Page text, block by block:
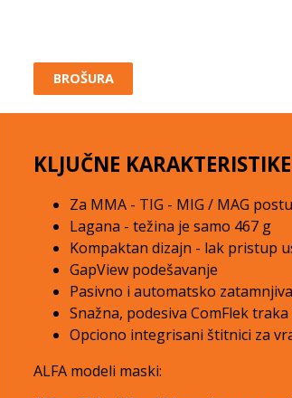
BROŠURA
KLJUČNE KARAKTERISTIKE
Za MMA - TIG - MIG / MAG
Lagana - težina je samo 467 g
Kompaktan dizajn - lak pristup
GapView podešavanje
Pasivno i automatsko
Snažna, podesiva ComFlek
Opciono integrisani štitnici za
ALFA modeli maski: